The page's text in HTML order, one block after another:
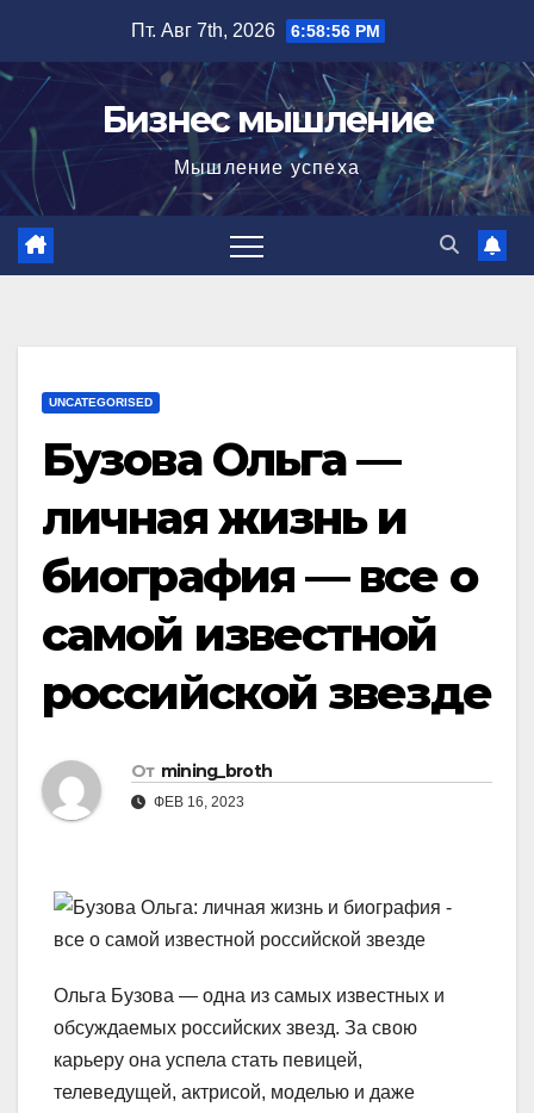
содержимому
Пт. Авг 7th, 2026 6:58:57 PM
Бизнес мышление
Мышление успеха
UNCATEGORISED
Бузова Ольга —
личная жизнь и
биография — все о
самой известной
российской звезде
От mining_broth
ФЕВ 16, 2023
Ольга Бузова — одна из самых известных и
обсуждаемых российских звезд. За свою
карьеру она успела стать певицей,
телеведущей, актрисой, моделью и даже